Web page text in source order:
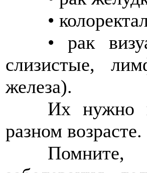
•
• рак
слизистые,
железа).
Их нужно
разном возрасте.
Помните,